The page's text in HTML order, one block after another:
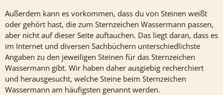
Außerdem kann es vorkommen, dass du von Steinen weißt
oder gehört hast, die zum Sternzeichen Wassermann passen,
aber nicht auf dieser Seite auftauchen. Das liegt daran, dass es
im Internet und diversen Sachbüchern unterschiedlichste
Angaben zu den jeweiligen Steinen für das Sternzeichen
Wassermann gibt. Wir haben daher ausgiebig recherchiert
und herausgesucht, welche Steine beim Sternzeichen
Wassermann am häufigsten genannt werden.